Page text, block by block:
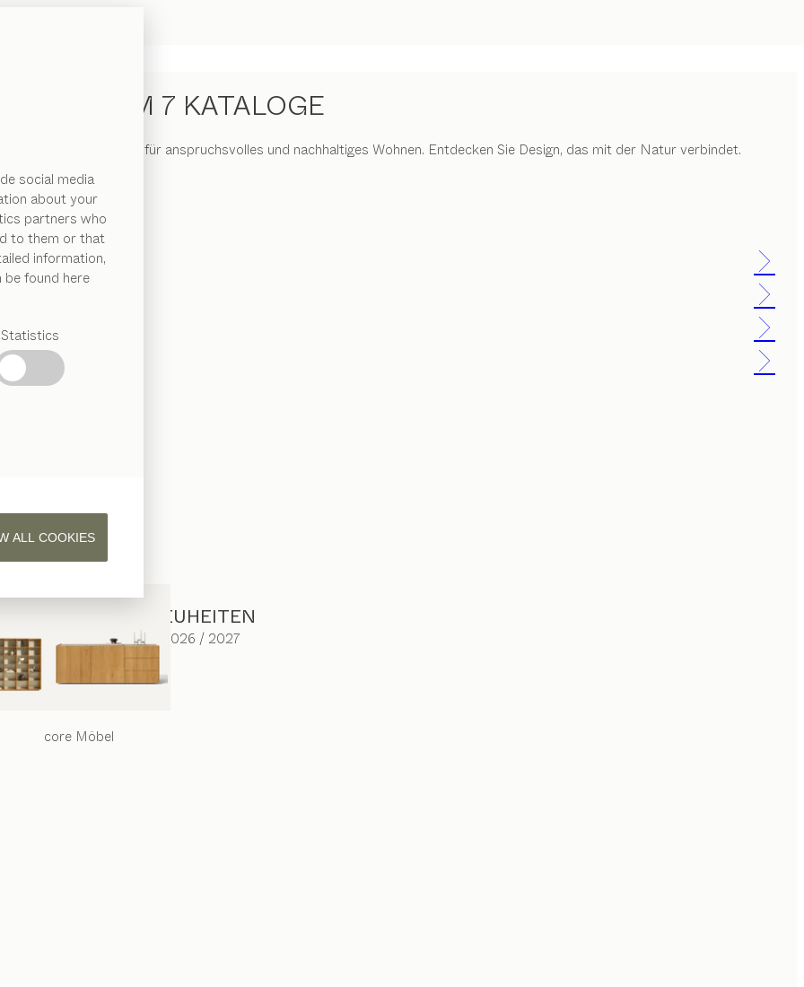
social media
about your
partners who
to them or that
information,
found here
Statistics
ALL COOKIES
core Möbel
TEAM 7 KATALOGE
von der Hingabe für anspruchsvolles und nachhaltiges Wohnen. Entdecken Sie Design, das mit der Natur verbindet.
NEUHEITEN
2026 / 2027